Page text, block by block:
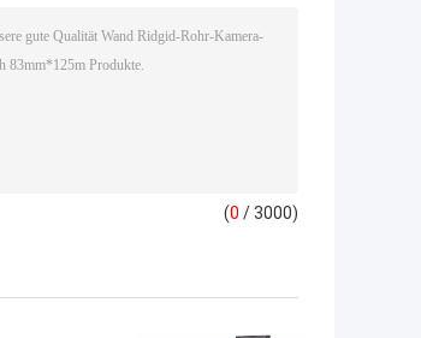
(0 / 3000)